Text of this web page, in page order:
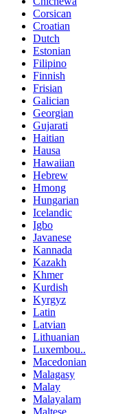
Corsican
Croatian
Dutch
Estonian
Filipino
Finnish
Frisian
Galician
Georgian
Gujarati
Haitian
Hausa
Hawaiian
Hebrew
Hmong
Hungarian
Icelandic
Igbo
Javanese
Kannada
Kazakh
Khmer
Kurdish
Kyrgyz
Latin
Latvian
Lithuanian
Luxembou..
Macedonian
Malagasy
Malay
Malayalam